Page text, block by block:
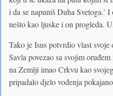
i da se napuniš Duha Svetoga.’
nešto kao ljuske i on progleda.
Tako je Isus potvrdio vlast svoje
Savla povezao sa svojim
na Zemlji imao Crkvu kao
pripadalo djelo vođenja